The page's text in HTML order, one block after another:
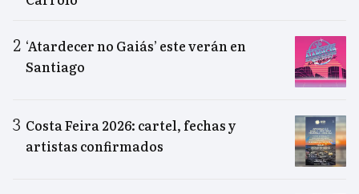
‘Atardecer no Gaiás’ este verán en
Santiago
Costa Feira 2026: cartel, fechas y
artistas confirmados